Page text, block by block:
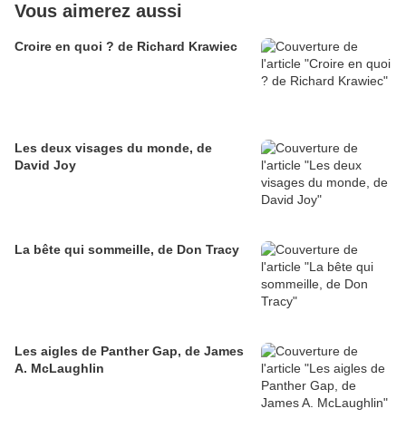
Vous aimerez aussi
Croire en quoi ? de Richard Krawiec
Les deux visages du monde, de
David Joy
La bête qui sommeille, de Don Tracy
Les aigles de Panther Gap, de James
A. McLaughlin